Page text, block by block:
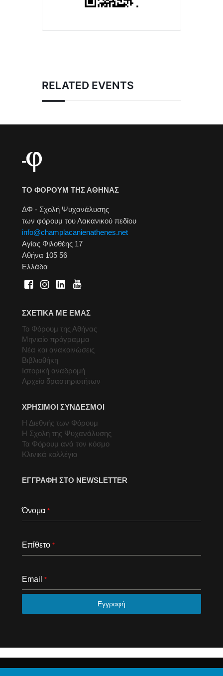
RELATED EVENTS
ΤΟ ΦΟΡΟΥΜ ΤΗΣ ΑΘΗΝΑΣ
ΔΦ - Σχολή Ψυχανάλυσης
των φόρουμ του Λακανικού πεδίου
info@champlacanienathenes.net
Αγίας Φιλοθέης 17
Αθήνα 105 56
Ελλάδα
ΣΧΕΤΙΚΑ ΜΕ ΕΜΑΣ
Το Φόρουμ της Αθήνας
Μηνιαίο πρόγραμμα
Νέα και ανακοινώσεις
Βιβλιοθήκη
Ιστορική αναδρομή
Αρχείο δραστηριοτήτων
ΧΡΗΣΙΜΟΙ ΣΥΝΔΕΣΜΟΙ
Η Διεθνής των Φόρουμ
Η Σχολή της Ψυχανάλυσης
Τα Φόρουμ ανά τον κόσμο
Κλινικά κολλέγια
ΕΓΓΡΑΦΗ ΣΤΟ NEWSLETTER
Όνομα *
Επίθετο *
Email *
Εγγραφή